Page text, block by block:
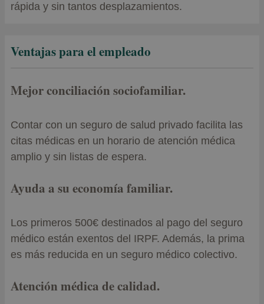
rápida y sin tantos desplazamientos.
Ventajas para el empleado
Mejor conciliación sociofamiliar.
Contar con un seguro de salud privado facilita las
citas médicas en un horario de atención médica
amplio y sin listas de espera.
Ayuda a su economía familiar.
Los primeros 500€ destinados al pago del seguro
médico están exentos del IRPF. Además, la prima
es más reducida en un seguro médico colectivo.
Atención médica de calidad.